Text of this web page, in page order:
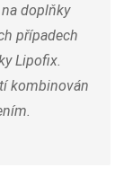
doplňky
případech
Lipofix.
kombinován